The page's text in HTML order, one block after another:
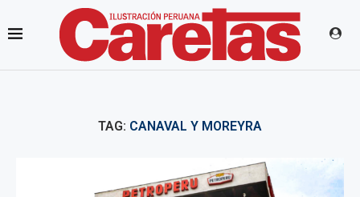
TAG: CANAVAL Y MOREYRA